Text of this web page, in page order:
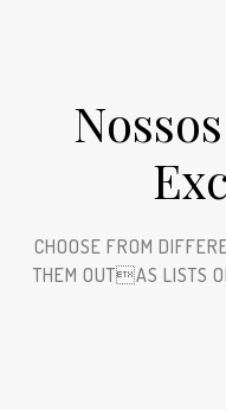
CHOOSE FROM
THEM OUTAS LISTS